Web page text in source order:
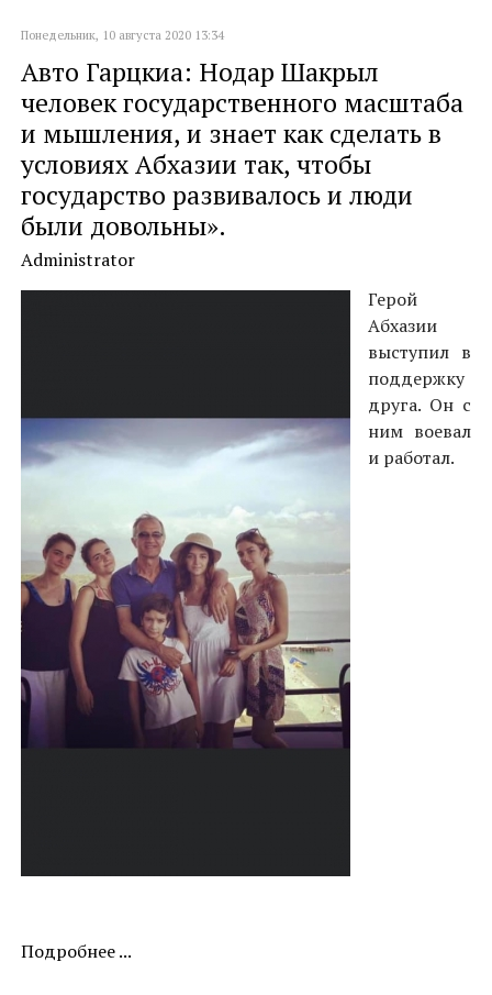
Понедельник, 10 августа 2020 13:34
Авто Гарцкиа: Нодар Шакрыл
человек государственного масштаба
и мышления, и знает как сделать в
условиях Абхазии так, чтобы
государство развивалось и люди
были довольны».
Administrator
Герой
Абхазии
выступил в
поддержку
друга. Он с
ним воевал
и работал.
Подробнее ...